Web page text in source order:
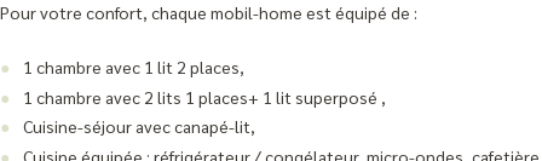
Pour votre confort, chaque mobil-home est équipé de :
1 chambre avec 1 lit 2 places,
1 chambre avec 2 lits 1 places+ 1 lit superposé ,
Cuisine-séjour avec canapé-lit,
Cuisine équipée : réfrigérateur / congélateur, micro-ondes, cafetière